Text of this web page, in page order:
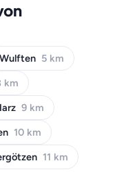
Wulften 5 km
km
9 km
10 km
11 km